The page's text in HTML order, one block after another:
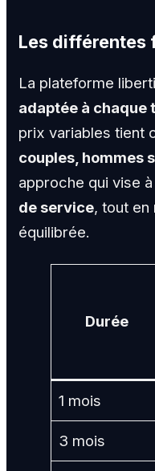
Les différentes
La plateforme
adaptée à chaque
prix variables tient
couples, hommes
approche qui vise à
de service, tout en
équilibrée.
Durée
1 mois
3 mois